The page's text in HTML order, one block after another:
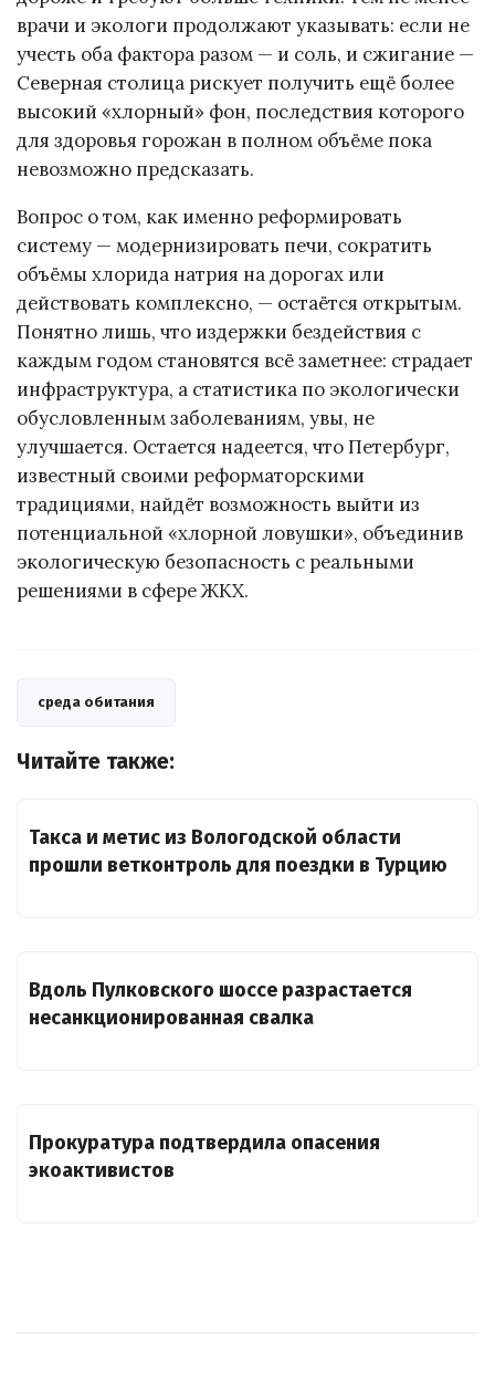
врачи и экологи продолжают указывать: если не
учесть оба фактора разом — и соль, и сжигание —
Северная столица рискует получить ещё более
высокий «хлорный» фон, последствия которого
для здоровья горожан в полном объёме пока
невозможно предсказать.
Вопрос о том, как именно реформировать
систему — модернизировать печи, сократить
объёмы хлорида натрия на дорогах или
действовать комплексно, — остаётся открытым.
Понятно лишь, что издержки бездействия с
каждым годом становятся всё заметнее: страдает
инфраструктура, а статистика по экологически
обусловленным заболеваниям, увы, не
улучшается. Остается надеется, что Петербург,
известный своими реформаторскими
традициями, найдёт возможность выйти из
потенциальной «хлорной ловушки», объединив
экологическую безопасность с реальными
решениями в сфере ЖКХ.
среда обитания
Читайте также:
Такса и метис из Вологодской области
прошли ветконтроль для поездки в Турцию
Вдоль Пулковского шоссе разрастается
несанкционированная свалка
Прокуратура подтвердила опасения
экоактивистов